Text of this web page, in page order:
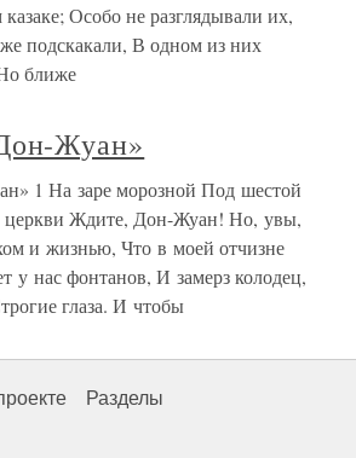
казаке; Особо не разглядывали их,
подскакали, В одном из них
ближе
Жуан»
1 На заре морозной Под шестой
церкви Ждите, Дон-Жуан! Но, увы,
и жизнью, Что в моей отчизне
у нас фонтанов, И замерз колодец,
глаза. И чтобы
Разделы